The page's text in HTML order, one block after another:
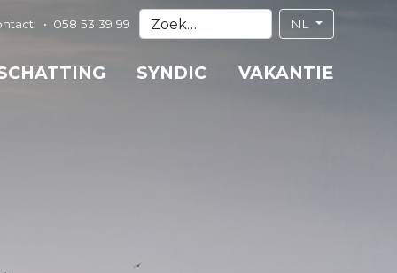
058 53 39 99 NL
SYNDIC VAKANTIE